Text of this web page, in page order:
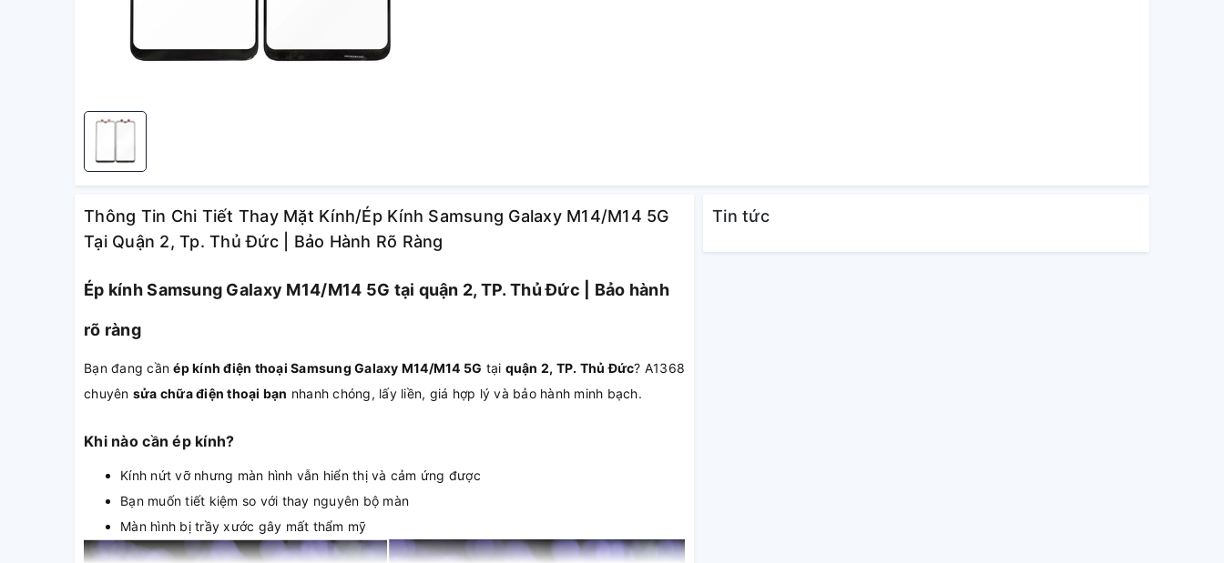
Thông Tin Chi Tiết Thay Mặt Kính/Ép Kính Samsung Galaxy M14/M14 5G
Tại Quận 2, Tp. Thủ Đức | Bảo Hành Rõ Ràng
Ép kính Samsung Galaxy M14/M14 5G tại quận 2, TP. Thủ Đức | Bảo hành
rõ ràng
Bạn đang cầnép kính điện thoại Samsung Galaxy M14/M14 5G tại quận 2, TP. Thủ Đức? A1368
chuyên sửa chữa điện thoại bạn nhanh chóng, lấy liền, giá hợp lý và bảo hành minh bạch.
Khi nào cần ép kính?
Kính nứt vỡ nhưng màn hình vẫn hiển thị và cảm ứng được
Bạn muốn tiết kiệm so với thay nguyên bộ màn
Màn hình bị trầy xước gây mất thẩm mỹ
Tin tức